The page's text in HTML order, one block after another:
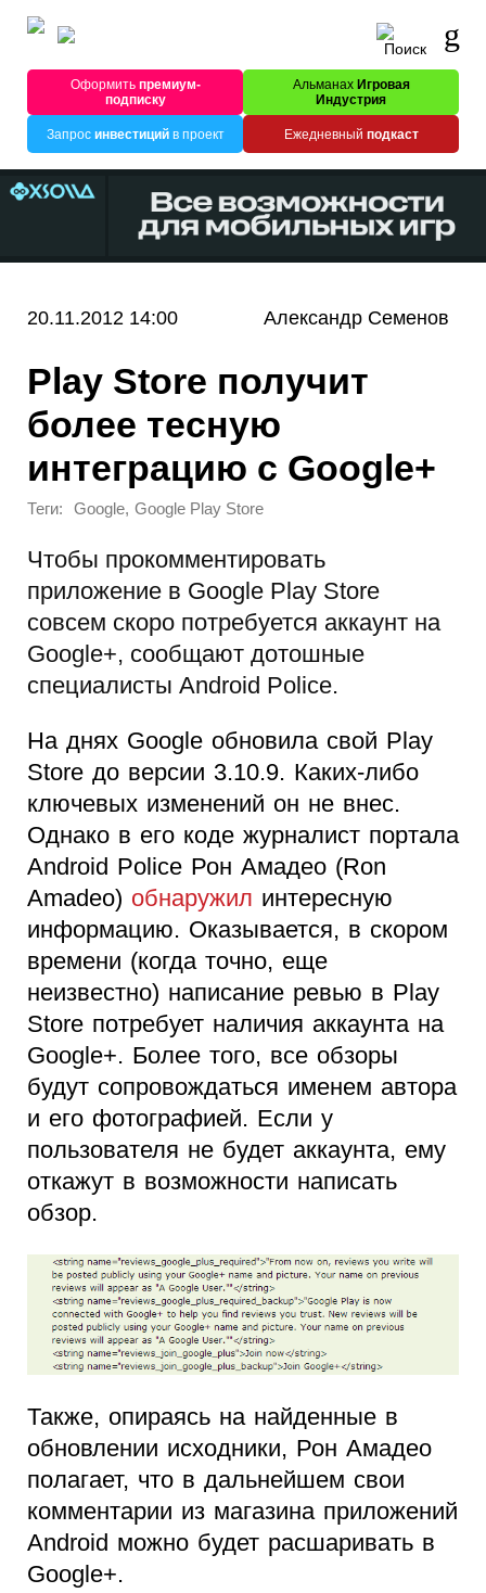
Оформитьпремиум-
подписку
Альманах Игровая
Индустрия
Запрос инвестицийв проект Ежедневный подкаст
20.11.2012 14:00 Александр Семенов
Play Store получит
более тесную
интеграцию с Google+
Теги: Google, Google Play Store
Чтобы прокомментировать
приложение в Google Play Store
совсем скоро потребуется аккаунт на
Google+, сообщают дотошные
специалисты Android Police.
На днях Google обновила свой Play
Store до версии 3.10.9. Каких-либо
ключевых изменений он не внес.
Однако в его коде журналист портала
Android Police Рон Амадео (Ron
Amadeo) обнаружил интересную
информацию. Оказывается, в скором
времени (когда точно, еще
неизвестно) написание ревью в Play
Store потребует наличия аккаунта на
Google+. Более того, все обзоры
будут сопровождаться именем автора
и его фотографией. Если у
пользователя не будет аккаунта, ему
откажут в возможности написать
обзор.
Также, опираясь на найденные в
обновлении исходники, Рон Амадео
полагает, что в дальнейшем свои
комментарии из магазина приложений
Android можно будет расшаривать в
Google+.